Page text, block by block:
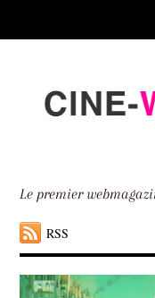
down
Le premier
RSS